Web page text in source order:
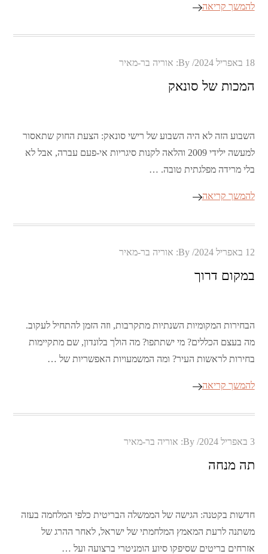
להמשך קריאה
Posted
18 באפריל 2024 By: אוריה בר-מאיר
המכות של סונאק
השבוע הזה לא היה השבוע של רישי סונאק: הצעת החוק שתאסור
למעשה ילידי 2009 והלאה לקנות סיגריות אי-פעם עברה, אבל לא
בלי מרידה מפלגתית טובה. …
להמשך קריאה
Posted
12 באפריל 2024 By: אוריה בר-מאיר
במקום דרוך
הבחירות המקומיות השנתיות מתקרבות, וזה הזמן להתחיל לעקוב.
מה בעצם הכללים? מי ישתתפו? מה הולך בלונדון, שם מתקיימות
בחירות לראשות העיר? ומה המשמעויות האפשריות של …
להמשך קריאה
Posted
3 באפריל 2024 By: אוריה בר-מאיר
תה מנחה
חדשות בקטנה: הגישה של הממשלה הבריטית כלפי המלחמה בעזה
משתנה לרעת המאמץ המלחמתי של ישראל, לאחר ההרג של
אזרחים בריטים שסיפקו סיוע הומניטרי ברצועה ועל …